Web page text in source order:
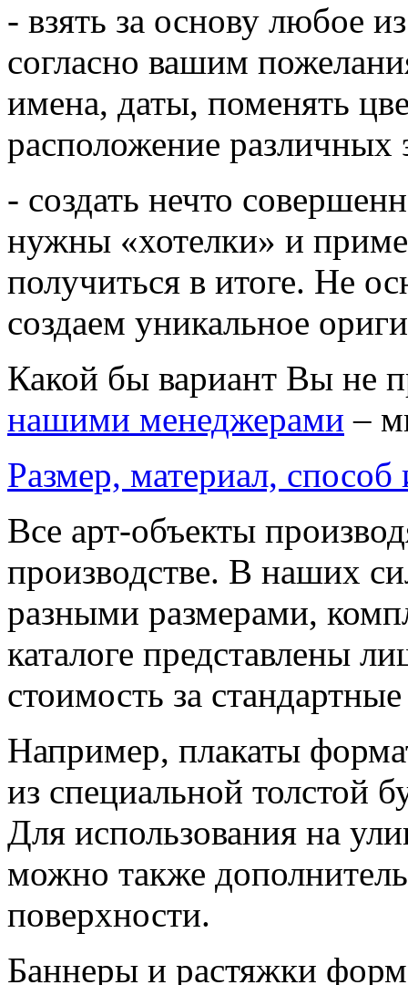
- взять за основу любое
согласно вашим
имена, даты, поменять
расположение различных
- создать нечто
нужны «хотелки» и
получиться в итоге. Не
создаем уникальное
Какой бы вариант Вы не
нашими менеджерами –
Размер, материал, способ
Все арт-объекты
производстве. В наших
разными размерами,
каталоге представлены
стоимость за
Например, плакаты
из специальной толстой
Для использования на
можно также
поверхности.
Баннеры и растяжки